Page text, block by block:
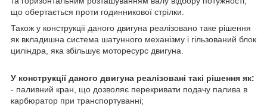
що обертається проти годинникової стрілки.
Також у конструкції даного двигуна реалізовано таке рішення
як вкладишна система шатунного механізму і гільзований блок
циліндра, яка збільшує моторесурс двигуна.
У конструкції даного двигуна реалізовані такі рішення як:
- паливний кран, що дозволяє перекривати подачу палива в
карбюратор при транспортуванні;